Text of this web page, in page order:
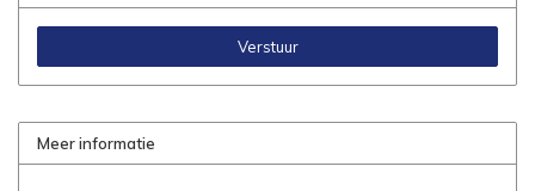
Verstuur
Meer informatie